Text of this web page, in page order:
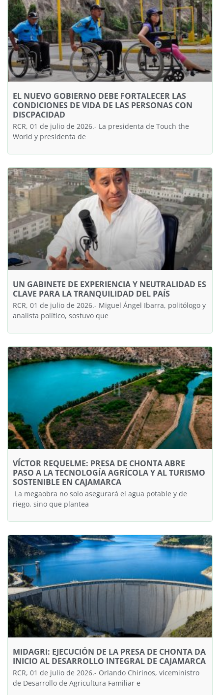
EL NUEVO GOBIERNO DEBE FORTALECER LAS
CONDICIONES DE VIDA DE LAS PERSONAS CON
DISCPACIDAD
RCR, 01 de julio de 2026.- La presidenta de Touch the
World y presidenta de
UN GABINETE DE EXPERIENCIA Y NEUTRALIDAD ES
CLAVE PARA LA TRANQUILIDAD DEL PAÍS
RCR, 01 de julio de 2026.- Miguel Ángel Ibarra, politólogo y
analista político, sostuvo que
VÍCTOR REQUELME: PRESA DE CHONTA ABRE
PASO A LA TECNOLOGÍA AGRÍCOLA Y AL TURISMO
SOSTENIBLE EN CAJAMARCA
​ La megaobra no solo asegurará el agua potable y de
riego, sino que plantea
MIDAGRI: EJECUCIÓN DE LA PRESA DE CHONTA DA
INICIO AL DESARROLLO INTEGRAL DE CAJAMARCA
RCR, 01 de julio de 2026.- Orlando Chirinos, viceministro
de Desarrollo de Agricultura Familiar e